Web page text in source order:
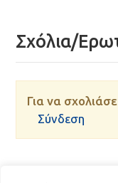
Σχόλια/
Για να
Σύνδεση